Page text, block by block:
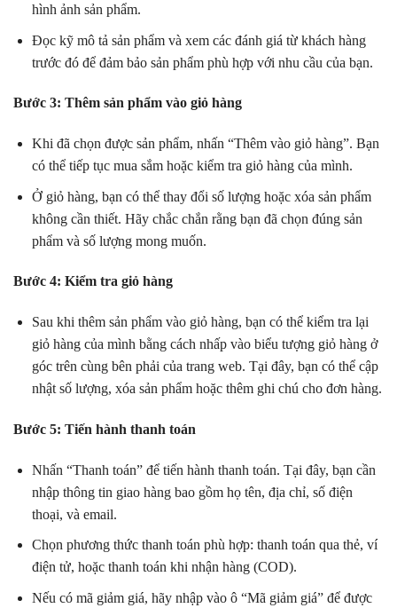
hình ảnh sản phẩm.
Đọc kỹ mô tả sản phẩm và xem các đánh giá từ khách hàng
trước đó để đảm bảo sản phẩm phù hợp với nhu cầu của bạn.
Bước 3: Thêm sản phẩm vào giỏ hàng
Khi đã chọn được sản phẩm, nhấn “Thêm vào giỏ hàng”. Bạn
có thể tiếp tục mua sắm hoặc kiểm tra giỏ hàng của mình.
Ở giỏ hàng, bạn có thể thay đổi số lượng hoặc xóa sản phẩm
không cần thiết. Hãy chắc chắn rằng bạn đã chọn đúng sản
phẩm và số lượng mong muốn.
Bước 4: Kiểm tra giỏ hàng
Sau khi thêm sản phẩm vào giỏ hàng, bạn có thể kiểm tra lại
giỏ hàng của mình bằng cách nhấp vào biểu tượng giỏ hàng ở
góc trên cùng bên phải của trang web. Tại đây, bạn có thể cập
nhật số lượng, xóa sản phẩm hoặc thêm ghi chú cho đơn hàng.
Bước 5: Tiến hành thanh toán
Nhấn “Thanh toán” để tiến hành thanh toán. Tại đây, bạn cần
nhập thông tin giao hàng bao gồm họ tên, địa chỉ, số điện
thoại, và email.
Chọn phương thức thanh toán phù hợp: thanh toán qua thẻ, ví
điện tử, hoặc thanh toán khi nhận hàng (COD).
Nếu có mã giảm giá, hãy nhập vào ô “Mã giảm giá” để được